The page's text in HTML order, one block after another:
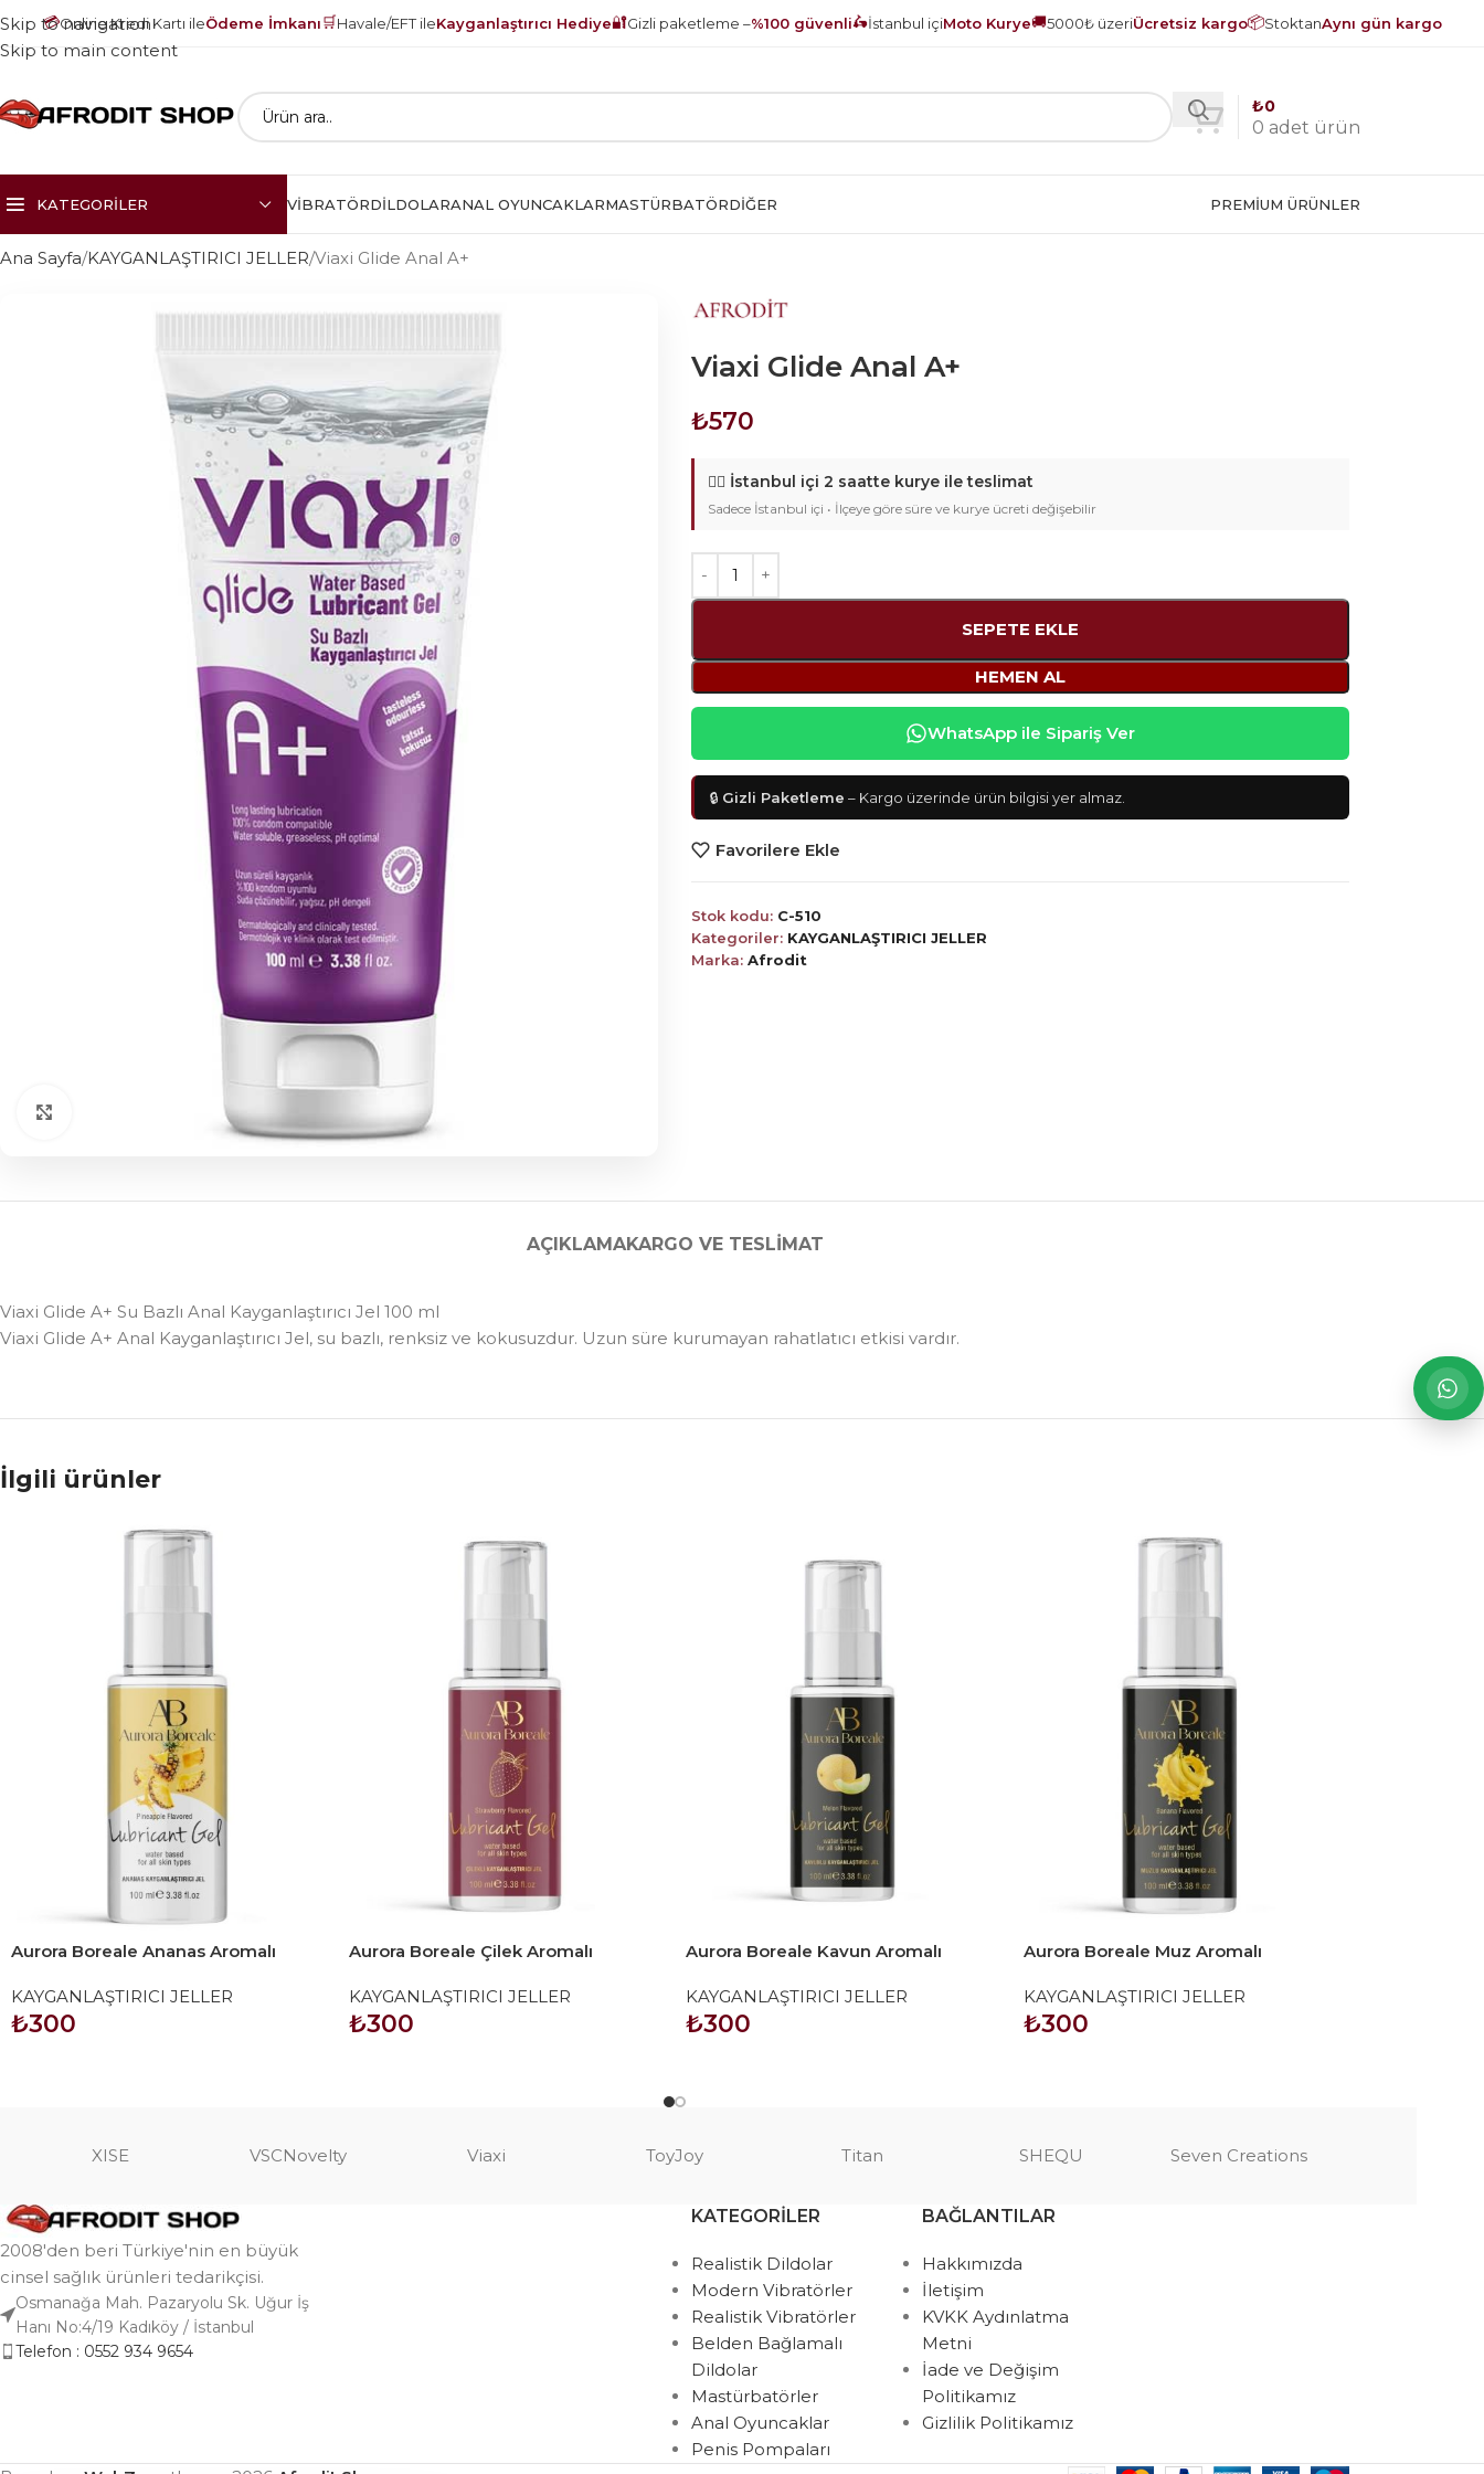
💳Online Kredi Kartı ileÖdeme İmkanı🛒Havale/EFT ileKayganlaştırıcı Hediye🔐Gizli paketleme –%100 güvenli🛵İstanbul içiMoto Kurye🚚5000₺ üzeriÜcretsiz kargo📦StoktanAynı gün kargo
Skip to navigation
Skip to main content
0 adet ürün
₺0
KATEGORILER VIBRATÖRDILDOLARANAL OYUNCAKLARMASTÜRBATÖRDIĞER PREMIUM ÜRÜNLER
Ana Sayfa KAYGANLAŞTIRICI JELLER Viaxi Glide Anal A+
Viaxi Glide Anal A+
₺570
🚴‍♂️ İstanbul içi 2 saatte kurye ile teslimat
Sadece İstanbul içi • İlçeye göre süre ve kurye ücreti değişebilir
SEPETE EKLE
HEMEN AL
WhatsApp ile Sipariş Ver
🔒 Gizli Paketleme – Kargo üzerinde ürün bilgisi yer almaz.
Favorilere Ekle
Stok kodu: C-510
Kategoriler: KAYGANLAŞTIRICI JELLER
Marka: Afrodit
AÇIKLAMAKARGO VE TESLIMAT
Viaxi Glide A+ Su Bazlı Anal Kayganlaştırıcı Jel 100 ml
Viaxi Glide A+ Anal Kayganlaştırıcı Jel, su bazlı, renksiz ve kokusuzdur. Uzun süre kurumayan rahatlatıcı etkisi vardır.
İlgili ürünler
Aurora Boreale Ananas Aromalı
KAYGANLAŞTIRICI JELLER
₺300
Aurora Boreale Çilek Aromalı
KAYGANLAŞTIRICI JELLER
₺300
Aurora Boreale Kavun Aromalı
KAYGANLAŞTIRICI JELLER
₺300
Aurora Boreale Muz Aromalı
KAYGANLAŞTIRICI JELLER
₺300
XISE VSCNovelty Viaxi ToyJoy Titan SHEQU Seven Creations
2008'den beri Türkiye'nin en büyük
cinsel sağlık ürünleri tedarikçisi.
Osmanağa Mah. Pazaryolu Sk. Uğur İş
Hanı No:4/19 Kadıköy / İstanbul
Telefon : 0552 934 9654
KATEGORILER
Realistik Dildolar
Modern Vibratörler
Realistik Vibratörler
Belden Bağlamalı
Dildolar
Mastürbatörler
Anal Oyuncaklar
Penis Pompaları
BAĞLANTILAR
Hakkımızda
İletişim
KVKK Aydınlatma
Metni
İade ve Değişim
Politikamız
Gizlilik Politikamız